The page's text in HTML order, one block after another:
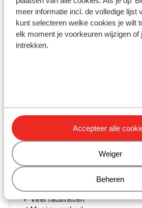
meer informatie incl. de volledige lijst
kunt selecteren welke cookies je wilt
elk moment je voorkeuren wijzigen of
intrekken.
Accepteer alle
Weiger
Beheren
Best Tenerife
Strand vlakbij
Veel faciliteiten